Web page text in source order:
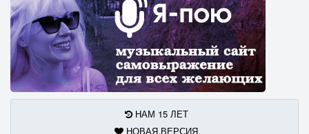
НАМ 15 ЛЕТ
НОВАЯ ВЕРСИЯ